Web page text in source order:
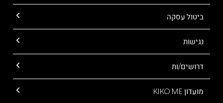
ביטול עסקה
נגישות
דרושים/ות
מועדון KIKO ME